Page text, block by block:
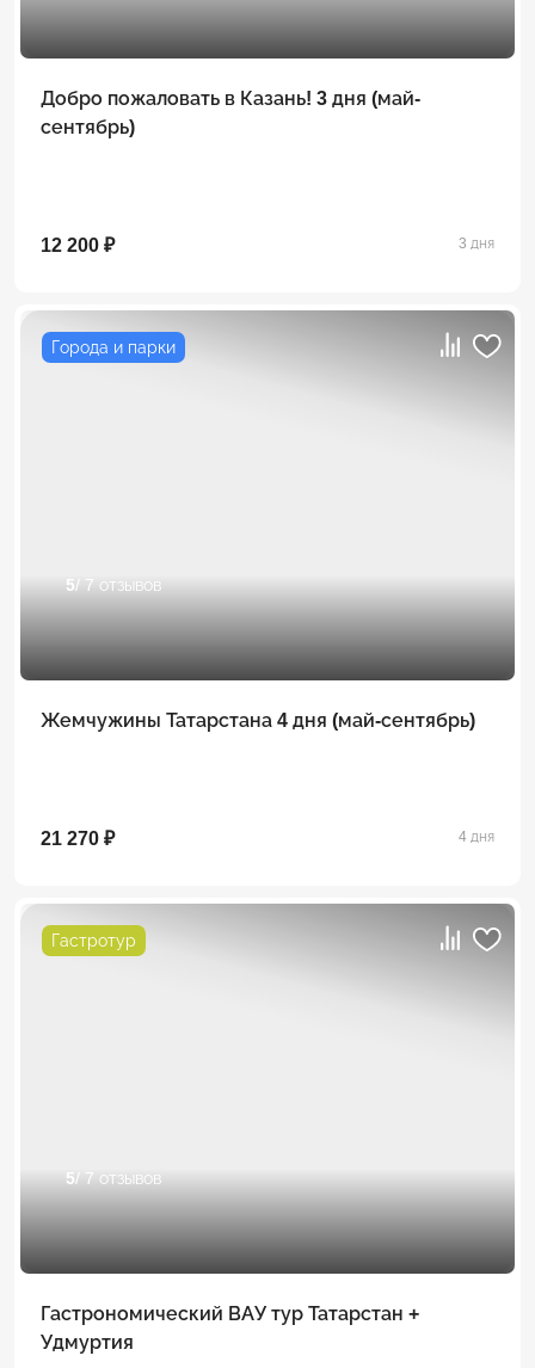
Добро пожаловать в Казань! 3 дня (май-
сентябрь)
12 200 ₽ 3 дня
Города и парки
5/ 7 отзывов
Жемчужины Татарстана 4 дня (май-сентябрь)
21 270 ₽ 4 дня
Гастротур
5/ 7 отзывов
Гастрономический ВАУ тур Татарстан +
Удмуртия